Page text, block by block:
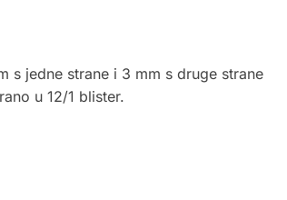
s jedne strane i 3 mm s druge strane
u 12/1 blister.